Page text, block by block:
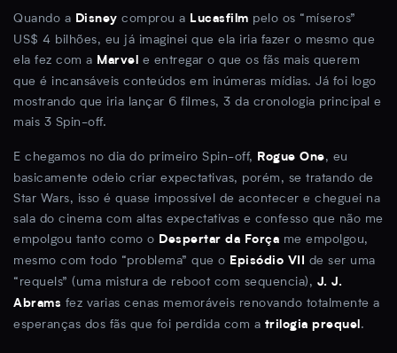
Quando a Disney comprou a Lucasfilm pelo os “míseros”
US$ 4 bilhões, eu já imaginei que ela iria fazer o mesmo que
ela fez com a Marvel e entregar o que os fãs mais querem
que é incansáveis conteúdos em inúmeras mídias. Já foi logo
mostrando que iria lançar 6 filmes, 3 da cronologia principal e
mais 3 Spin-off.
E chegamos no dia do primeiro Spin-off, Rogue One, eu
basicamente odeio criar expectativas, porém, se tratando de
Star Wars, isso é quase impossível de acontecer e cheguei na
sala do cinema com altas expectativas e confesso que não me
empolgou tanto como o Despertar da Força me empolgou,
mesmo com todo “problema” que o Episódio VII de ser uma
“requels” (uma mistura de reboot com sequencia), J. J.
Abrams fez varias cenas memoráveis renovando totalmente a
esperanças dos fãs que foi perdida com a trilogia prequel.